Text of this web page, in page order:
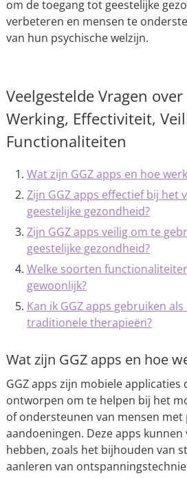
om de toegang tot geestelijke
verbeteren en mensen te
van hun psychische welzijn.
Veelgestelde Vragen over
Werking, Effectiviteit,
Functionaliteiten
Wat zijn GGZ apps en hoe
Zijn GGZ apps effectief bij het
geestelijke gezondheid?
Zijn GGZ apps veilig om te
geestelijke gezondheid?
Welke soorten
gewoonlijk?
Kan ik GGZ apps gebruiken
traditionele therapieën?
Wat zijn GGZ apps en hoe
GGZ apps zijn mobiele applicaties
ontworpen om te helpen bij het
of ondersteunen van mensen met
aandoeningen. Deze apps
hebben, zoals het bijhouden van
aanleren van